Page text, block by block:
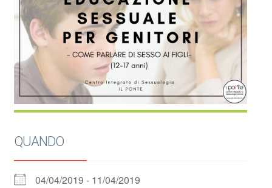
QUANDO
04/04/2019 - 11/04/2019